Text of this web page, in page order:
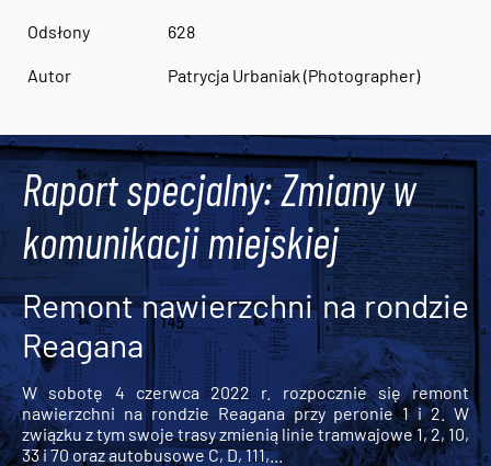
Odsłony 628
Autor Patrycja Urbaniak (Photographer)
Raport specjalny: Zmiany w
komunikacji miejskiej
Remont nawierzchni na rondzie
Reagana
W sobotę 4 czerwca 2022 r. rozpocznie się remont
nawierzchni na rondzie Reagana przy peronie 1 i 2. W
związku z tym swoje trasy zmienią linie tramwajowe 1, 2, 10,
33 i 70 oraz autobusowe C, D, 111,...